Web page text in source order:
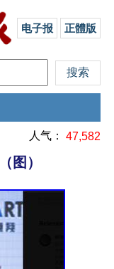
电子报 正體版
人气： 47,582
图）